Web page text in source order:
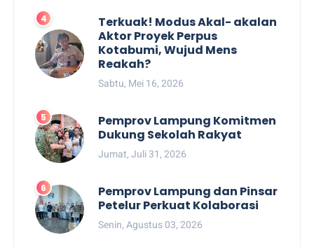
Terkuak! Modus Akal- akalan
Aktor Proyek Perpus
Kotabumi, Wujud Mens
Reakah?
Sabtu, Mei 16, 2026
Pemprov Lampung Komitmen
Dukung Sekolah Rakyat
Jumat, Juli 31, 2026
Pemprov Lampung dan Pinsar
Petelur Perkuat Kolaborasi
Senin, Agustus 03, 2026